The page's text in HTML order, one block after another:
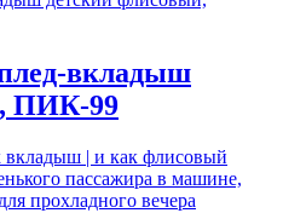
вкладыш
ПИК-99
вкладыш | и как флисовый
пассажира в машине,
прохладного вечера